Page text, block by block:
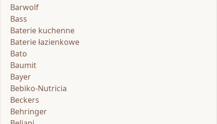
Barwolf
Bass
Baterie kuchenne
Baterie łazienkowe
Bato
Baumit
Bayer
Bebiko-Nutricia
Beckers
Behringer